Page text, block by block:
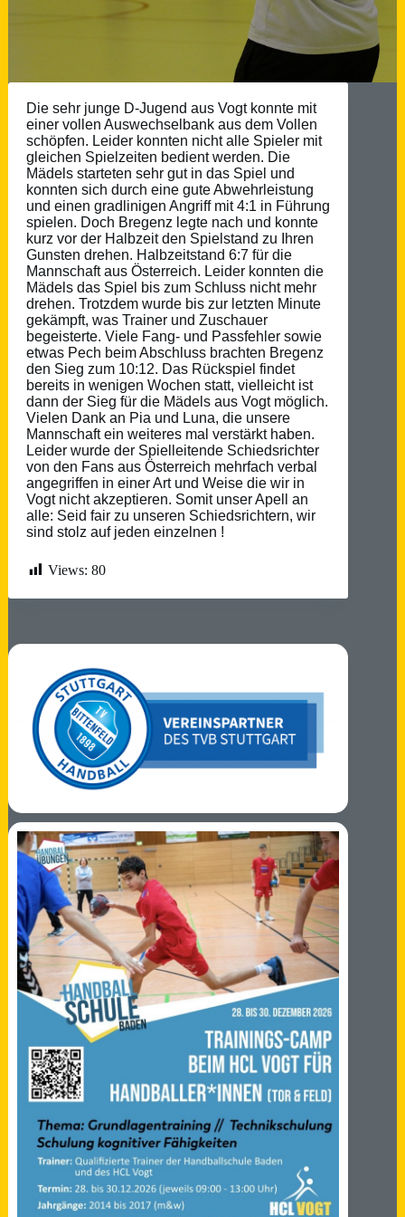
Die sehr junge D-Jugend aus Vogt konnte mit
einer vollen Auswechselbank aus dem Vollen
schöpfen. Leider konnten nicht alle Spieler mit
gleichen Spielzeiten bedient werden. Die
Mädels starteten sehr gut in das Spiel und
konnten sich durch eine gute Abwehrleistung
und einen gradlinigen Angriff mit 4:1 in Führung
spielen. Doch Bregenz legte nach und konnte
kurz vor der Halbzeit den Spielstand zu Ihren
Gunsten drehen. Halbzeitstand 6:7 für die
Mannschaft aus Österreich. Leider konnten die
Mädels das Spiel bis zum Schluss nicht mehr
drehen. Trotzdem wurde bis zur letzten Minute
gekämpft, was Trainer und Zuschauer
begeisterte. Viele Fang- und Passfehler sowie
etwas Pech beim Abschluss brachten Bregenz
den Sieg zum 10:12. Das Rückspiel findet
bereits in wenigen Wochen statt, vielleicht ist
dann der Sieg für die Mädels aus Vogt möglich.
Vielen Dank an Pia und Luna, die unsere
Mannschaft ein weiteres mal verstärkt haben.
Leider wurde der Spielleitende Schiedsrichter
von den Fans aus Österreich mehrfach verbal
angegriffen in einer Art und Weise die wir in
Vogt nicht akzeptieren. Somit unser Apell an
alle: Seid fair zu unseren Schiedsrichtern, wir
sind stolz auf jeden einzelnen !
Views: 80